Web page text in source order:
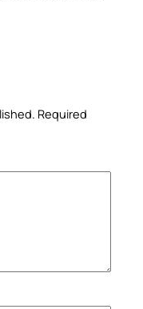
Required